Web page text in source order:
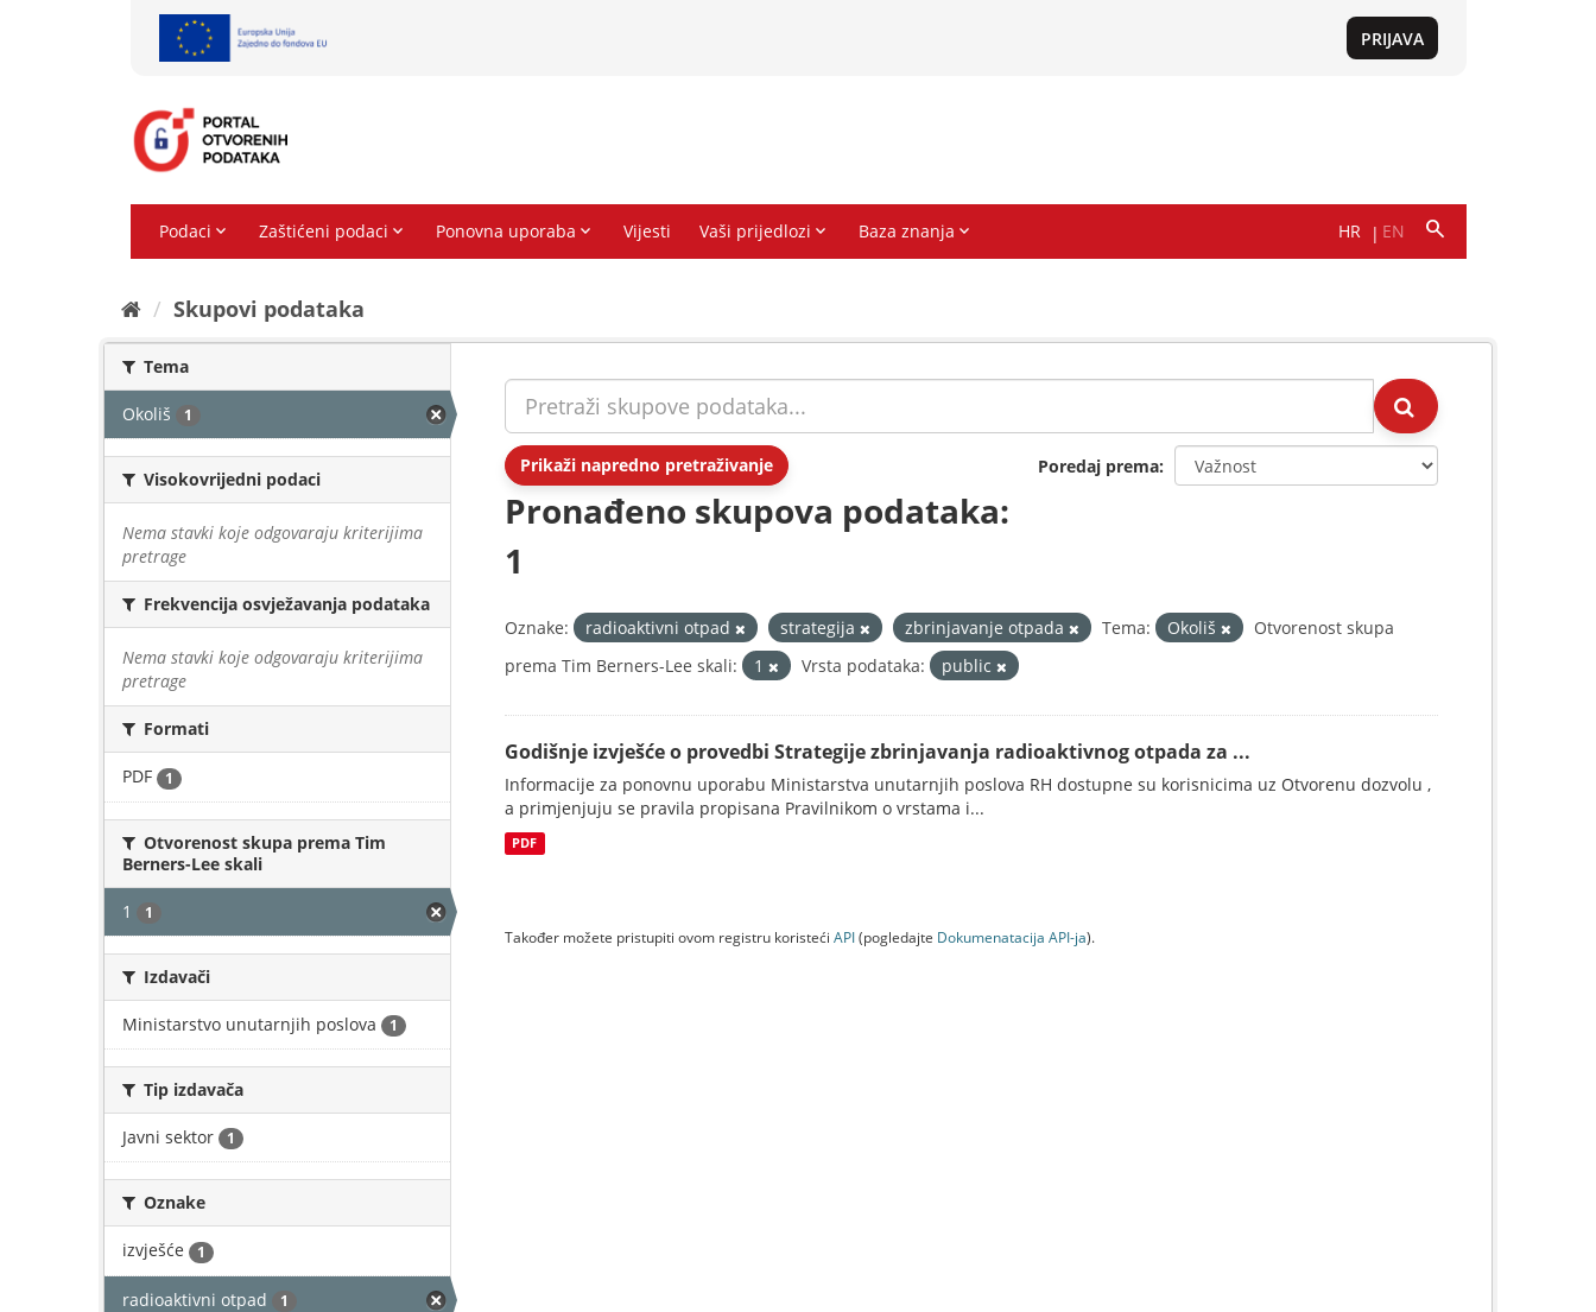
Skupovi podаtаkа
Tema
Okoliš 1
Visokovrijedni podaci
Nema stavki koje odgovaraju kriterijima
pretrage
Frekvencija osvježavanja podataka
Nema stavki koje odgovaraju kriterijima
pretrage
Formati
PDF 1
Otvorenost skupa prema Tim
Berners-Lee skali
1 1
Izdavači
Ministarstvo unutarnjih poslova 1
Tip izdavača
Javni sektor 1
Oznake
izvješće 1
radioaktivni otpad 1
Prikaži napredno pretraživanje Poredaj prema
Pronađeno skupova podataka:
1
Oznake: radioaktivni otpad strategija zbrinjavanje otpada Tema: Okoliš
Otvorenost skupa
prema Tim Berners-Lee skali:
1 Vrsta podataka: public
Godišnje izvješće o provedbi Strategije zbrinjavanja radioaktivnog otpada za ...
Informacije za ponovnu uporabu Ministarstva unutarnjih poslova RH dostupne su korisnicima uz Otvorenu dozvolu ,
a primjenjuju se pravila propisana Pravilnikom o vrstama i...
PDF
Također možete pristupiti ovom registru koristeći API(pogledajte Dokumenаtаcijа API-jа).